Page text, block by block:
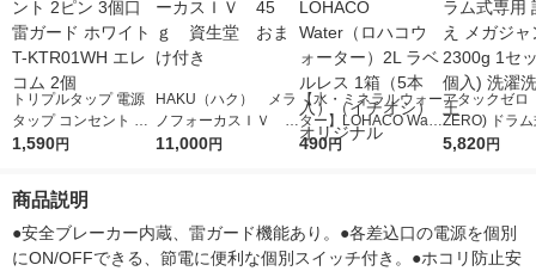
トリプルタップ 電源
タップ コンセント 2
ピン 3個口 雷ガード
1,590円
HAKU（ハク） メラ
ノフォーカスＩＶ 4
5ｇ 資生堂 おまけ
11,000円
【水・ミネラルウォー
ター】LOHACO Wate
r（ロハコウォータ
490円
アタックゼロ
ZERO) ドラ
詰め替え メガ
5,820円
商品説明
●安全ブレーカー内蔵、雷ガード機能あり。●各差込口の電源を個別
にON/OFFできる、節電に便利な個別スイッチ付き。●ホコリ防止安